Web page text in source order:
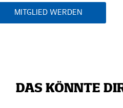
MITGLIED WERDEN
DAS KÖNNTE